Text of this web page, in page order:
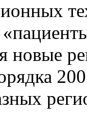
новые